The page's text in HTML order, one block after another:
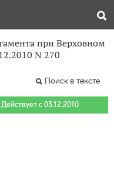
при Верховном
N 270
Поиск в тексте
с 03.12.2010